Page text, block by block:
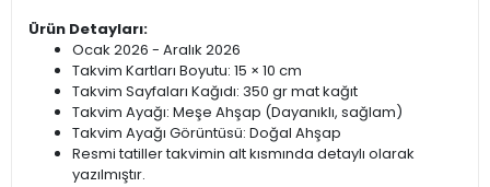
Ürün Detayları:
Ocak 2026 - Aralık 2026
Takvim Kartları Boyutu: 15 × 10 cm
Takvim Sayfaları Kağıdı: 350 gr mat kağıt
Takvim Ayağı: Meşe Ahşap (Dayanıklı, sağlam)
Takvim Ayağı Görüntüsü: Doğal Ahşap
Resmi tatiller takvimin alt kısmında detaylı olarak
yazılmıştır.